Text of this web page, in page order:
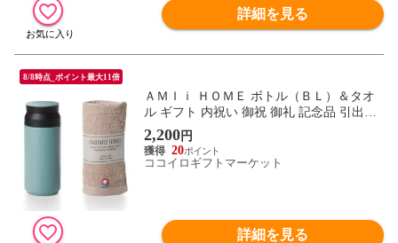
詳細を見る
8/8時点_ポイント最大11倍
ＡＭＩｉ ＨＯＭＥ ボトル（ＢＬ）＆タオ
ル ギフト 内祝い 御祝 御礼 記念品 引出物
結婚式 プレゼント 出産内祝い 結婚お祝い
2,200円
20
ココイロギフトマーケット
詳細を見る